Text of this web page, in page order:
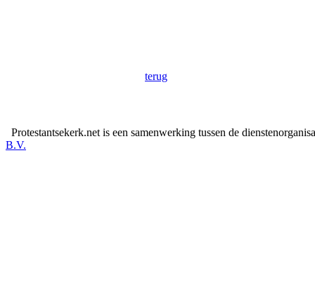
terug
Protestantsekerk.net is een samenwerking tussen de
B.V.